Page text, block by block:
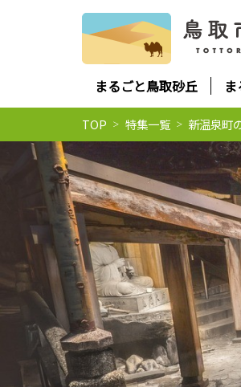
まるごと鳥取砂丘
TOP 特集一覧 新温泉町